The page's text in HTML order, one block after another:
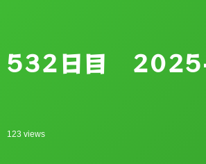
532日目 2025-
123 views